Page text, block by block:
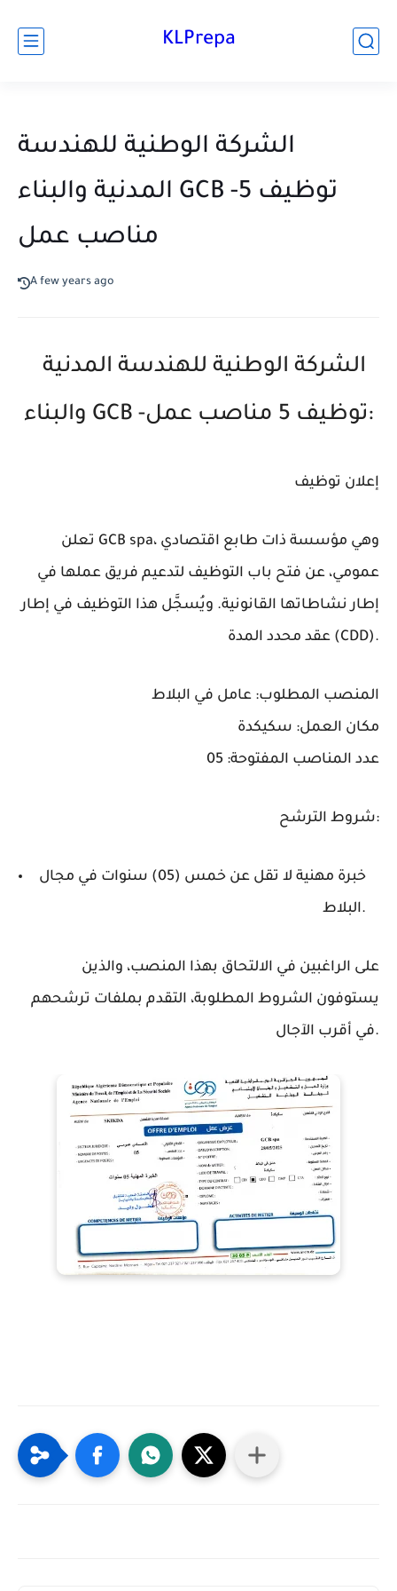
KLPrepa
الشركة الوطنية للهندسة
المدنية والبناء GCB -توظيف 5
مناصب عمل
A few years ago
والبناء GCB -توظيف 5 مناصب عمل:
إعلان توظيف
GCB spa، وهي مؤسسة ذات طابع اقتصادي
عمومي، عن فتح باب التوظيف لتدعيم فريق عملها في
إطار نشاطاتها القانونية. ويُسجَّل هذا التوظيف في إطار
(CDD).
المنصب المطلوب: عامل في البلاط
مكان العمل: سكيكدة
عدد المناصب المفتوحة:
شروط الترشح:
خبرة مهنية لا تقل عن خمس (05) سنوات
في مجال
البلاط.
على الراغبين في الالتحاق بهذا المنصب، والذين
يستوفون الشروط المطلوبة، التقدم بملفات ترشحهم
في أقرب الآجال.